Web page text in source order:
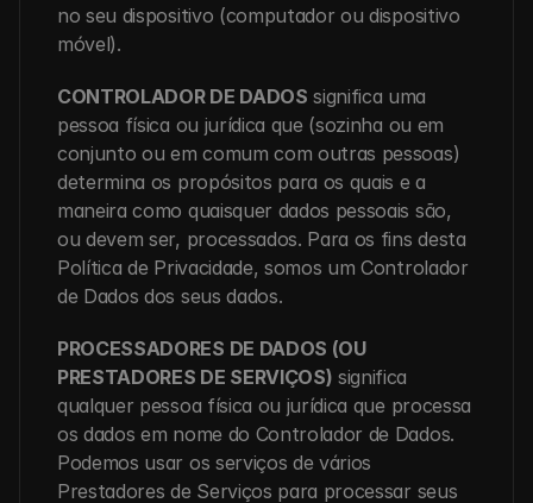
no seu dispositivo (computador ou dispositivo
móvel).
CONTROLADOR DE DADOS significa uma
pessoa física ou jurídica que (sozinha ou em
conjunto ou em comum com outras pessoas)
determina os propósitos para os quais e a
maneira como quaisquer dados pessoais são,
ou devem ser, processados. Para os fins desta
Política de Privacidade, somos um Controlador
de Dados dos seus dados.
PROCESSADORES DE DADOS (OU
PRESTADORES DE SERVIÇOS) significa
qualquer pessoa física ou jurídica que processa
os dados em nome do Controlador de Dados.
Podemos usar os serviços de vários
Prestadores de Serviços para processar seus